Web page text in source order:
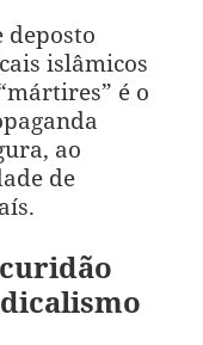
deposto
islâmicos
é o
ao
de